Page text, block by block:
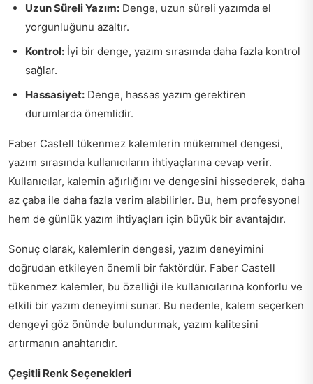
Uzun Süreli Yazım: Denge, uzun süreli yazımda el
yorgunluğunu azaltır.
Kontrol: İyi bir denge, yazım sırasında daha fazla kontrol
sağlar.
Hassasiyet: Denge, hassas yazım gerektiren
durumlarda önemlidir.
Faber Castell tükenmez kalemlerin mükemmel dengesi,
yazım sırasında kullanıcıların ihtiyaçlarına cevap verir.
Kullanıcılar, kalemin ağırlığını ve dengesini hissederek, daha
az çaba ile daha fazla verim alabilirler. Bu, hem profesyonel
hem de günlük yazım ihtiyaçları için büyük bir avantajdır.
Sonuç olarak, kalemlerin dengesi, yazım deneyimini
doğrudan etkileyen önemli bir faktördür. Faber Castell
tükenmez kalemler, bu özelliği ile kullanıcılarına konforlu ve
etkili bir yazım deneyimi sunar. Bu nedenle, kalem seçerken
dengeyi göz önünde bulundurmak, yazım kalitesini
artırmanın anahtarıdır.
Çeşitli Renk Seçenekleri